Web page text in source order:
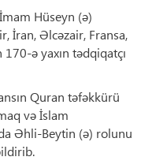
Hüseyn (ə)
İran, Əlcəzair, Fransa,
ə yaxın tədqiqatçı
Quran təfəkkürü
və İslam
Əhli-Beytin (ə) rolunu